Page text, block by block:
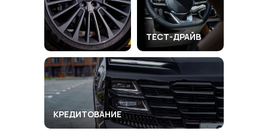
КРЕДИТОВАНИЕ
ТЕСТ-ДРАЙВ